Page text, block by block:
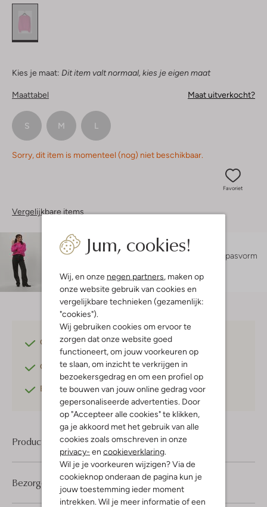
Jum, cookies!
Wij, en onze negen partners, maken op
onze website gebruik van cookies en
vergelijkbare technieken (gezamenlijk:
"cookies").
Wij gebruiken cookies om ervoor te
zorgen dat onze website goed
functioneert, om jouw voorkeuren op
te slaan, om inzicht te verkrijgen in
bezoekersgedrag en om een profiel op
te bouwen van jouw online gedrag voor
gepersonaliseerde advertenties. Door
op "Accepteer alle cookies" te klikken,
ga je akkoord met het gebruik van alle
cookies zoals omschreven in onze
privacy- en cookieverklaring.
Wil je je voorkeuren wijzigen? Via de
cookieknop onderaan de pagina kun je
jouw toestemming ieder moment
intrekken. Wil je meer informatie of een
Kies je maat: Dit item valt normaal, kies je eigen maat
Maattabel Maat uitverkocht?
S M L
Sorry, dit item is momenteel (nog) niet beschikbaar.
Favoriet
Vergelijkbare items
Maatadvies
Sonia is 1 meter 65 lang en draagt maat S.
De pasvorm
Gratis verzendingvanaf €75,-
Gratis retournerenbinnen 30 dagen*
Betaal achterafmet Klarna
Product informatie
Bezorgen & retourneren